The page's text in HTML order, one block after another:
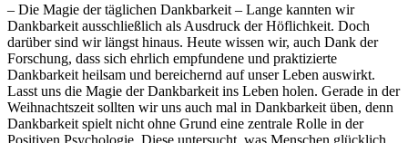
– Die Magie der täglichen Dankbarkeit – Lange kannten wir
Dankbarkeit ausschließlich als Ausdruck der Höflichkeit. Doch
darüber sind wir längst hinaus. Heute wissen wir, auch Dank der
Forschung, dass sich ehrlich empfundene und praktizierte
Dankbarkeit heilsam und bereichernd auf unser Leben auswirkt.
Lasst uns die Magie der Dankbarkeit ins Leben holen. Gerade in der
Weihnachtszeit sollten wir uns auch mal in Dankbarkeit üben, denn
Dankbarkeit spielt nicht ohne Grund eine zentrale Rolle in der
Positiven Psychologie. Diese untersucht, was Menschen glücklich